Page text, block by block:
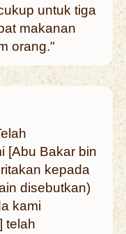
untuk tiga
makanan
orang."
[Abu Bakar bin
kepada
disebutkan)
kami
telah